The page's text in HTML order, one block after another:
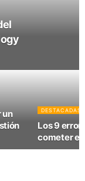
un
DESTACADAS
Los 9
cometer